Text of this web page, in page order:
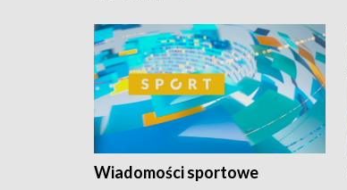
Wiadomości sportowe